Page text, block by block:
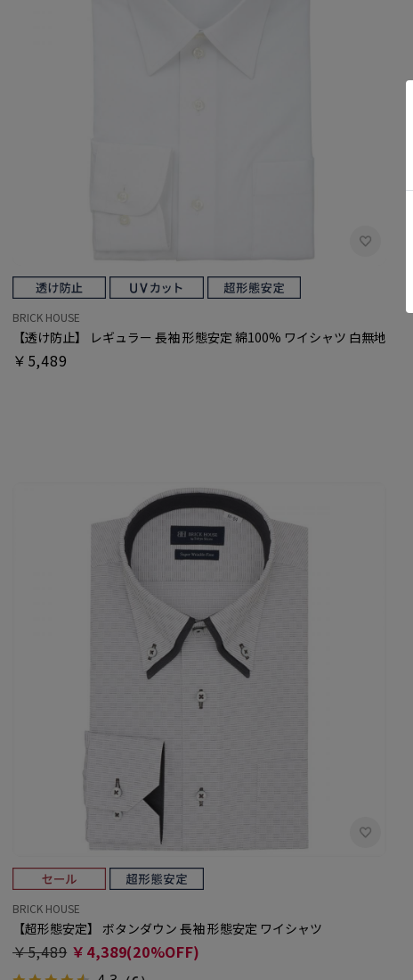
BRICK HOUSE
【透け防止】 レギュラー 長袖 形態安定 綿100% ワイシャツ 白無地
￥5,489
BRICK HOUSE
【超形態安定】 ボタンダウン 長袖 形態安定 ワイシャツ
￥5,489 ￥4,389(20%OFF)